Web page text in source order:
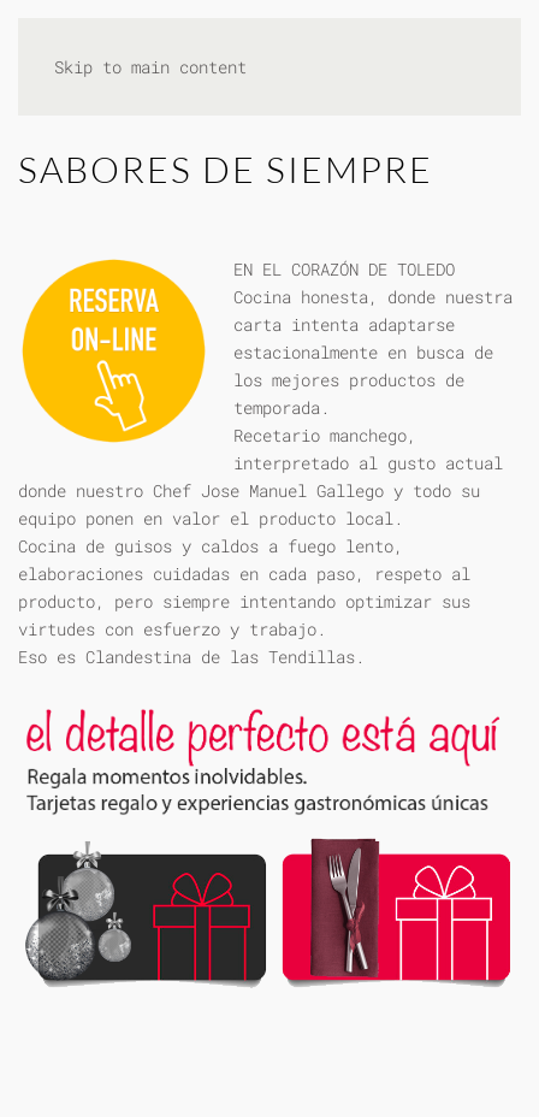
Skip to main content
SABORES DE SIEMPRE
EN EL CORAZÓN DE TOLEDO
Cocina honesta, donde nuestra
carta intenta adaptarse
estacionalmente en busca de
los mejores productos de
temporada.
Recetario manchego,
interpretado al gusto actual
donde nuestro Chef Jose Manuel Gallego y todo su
equipo ponen en valor el producto local.
Cocina de guisos y caldos a fuego lento,
elaboraciones cuidadas en cada paso, respeto al
producto, pero siempre intentando optimizar sus
virtudes con esfuerzo y trabajo.
Eso es Clandestina de las Tendillas.